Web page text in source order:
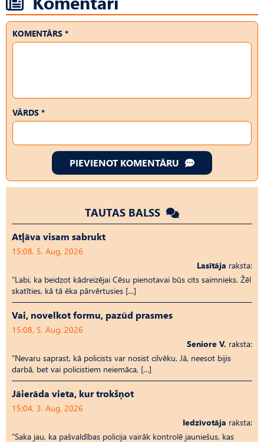
KOMENTĀRS *
VĀRDS *
PIEVIENOT KOMENTĀRU
TAUTAS BALSS
Atļāva visam sabrukt
15:08, 5. Aug, 2026
Lasītāja raksta:
“Labi, ka beidzot kādreizējai Cēsu pienotavai būs cits saimnieks. Žēl
skatīties, kā tā ēka pārvērtusies […]
Vai, novelkot formu, pazūd prasmes
15:08, 5. Aug, 2026
Seniore V. raksta:
“Nevaru saprast, kā policists var nosist cilvēku. Jā, neesot bijis
darbā, bet vai policistiem neiemāca, […]
Jāierāda vieta, kur trokšņot
15:04, 3. Aug, 2026
Iedzīvotāja raksta:
“Saka jau, ka pašvaldības policija vairāk kontrolē jauniešus, kas